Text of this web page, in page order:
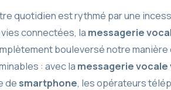
quotidien est rythmé par une
connectées, la messagerie
bouleversé notre
: avec la messagerie vocale
de smartphone, les opérateurs